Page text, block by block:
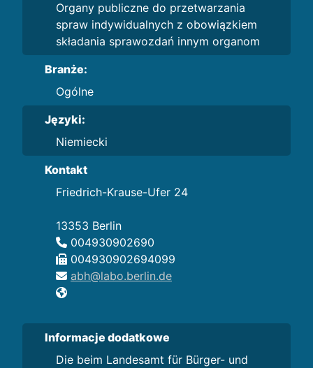
Organy publiczne do przetwarzania
spraw indywidualnych z obowiązkiem
składania sprawozdań innym organom
Branże:
Ogólne
Języki:
Niemiecki
Kontakt
Friedrich-Krause-Ufer 24
13353 Berlin
004930902690
004930902694099
abh@labo.berlin.de
Informacje dodatkowe
Die beim Landesamt für Bürger- und